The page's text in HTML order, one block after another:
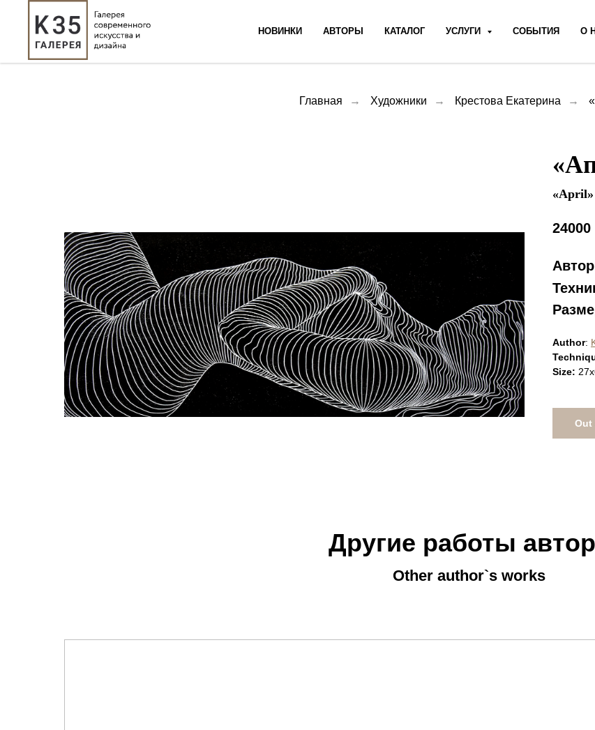
НОВИНКИ
АВТОРЫ КАТАЛОГ УСЛУГИ СОБЫТИЯ О
Главная → Художники → Крестова Екатерина →
«April»
24000
Author:
Size:
Out
Другие работы
Other author`s works